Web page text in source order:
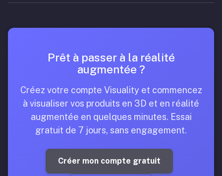
Prêt à passer à la réalité
augmentée ?
Créez votre compte Visuality et commencez
à visualiser vos produits en 3D et en réalité
augmentée en quelques minutes. Essai
gratuit de 7 jours, sans engagement.
Créer mon compte gratuit